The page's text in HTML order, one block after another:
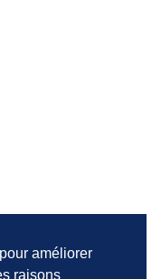
améliorer
raisons
améliorer
raisons